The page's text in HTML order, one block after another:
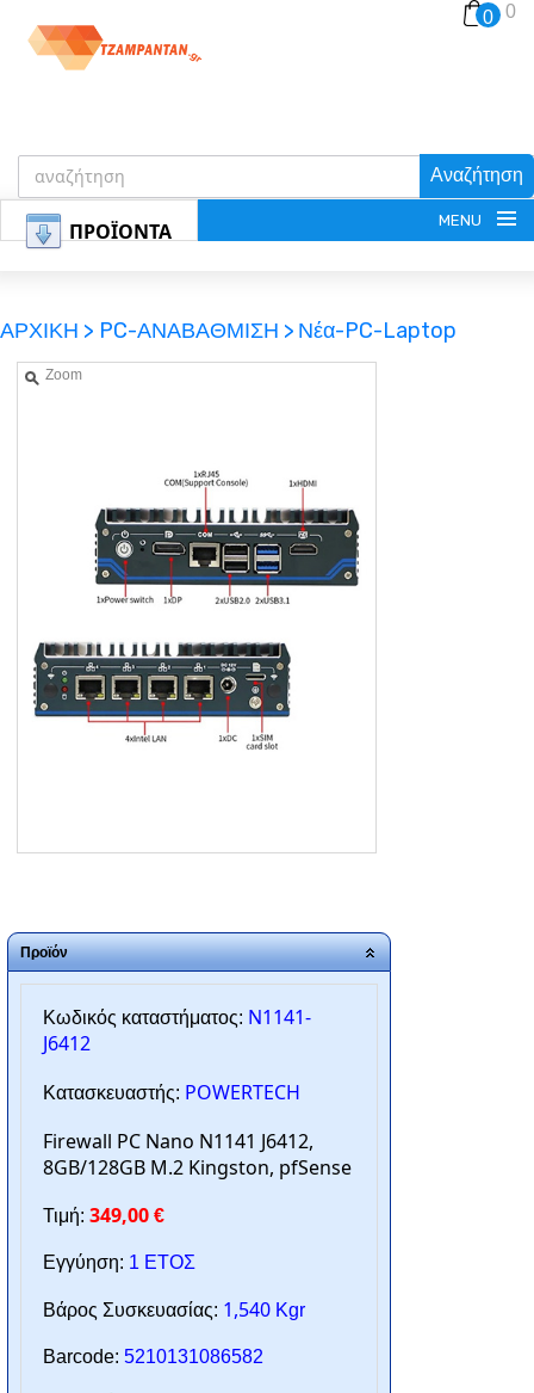
Αναζήτηση
0 0
ΠΡΟΪΟΝΤΑ MENU
ΚΑΛΑΘΙ-ΑΓΟΡΩΝ
ΠΟΙΟΙ ΕΙΜΑΣΤΕ
SERVICE
ΑΡΧΙΚΗ > PC-ΑΝΑΒΑΘΜΙΣΗ > Νέα-PC-Laptop
Zoom
Προϊόν
Κωδικός καταστήματος: N1141-
J6412
Κατασκευαστής: POWERTECH
Firewall PC Nano N1141 J6412,
8GB/128GB M.2 Kingston, pfSense
Τιμή: 349,00 €
Εγγύηση: 1 ΕΤΟΣ
Βάρος Συσκευασίας: 1,540 Kgr
Barcode: 5210131086582